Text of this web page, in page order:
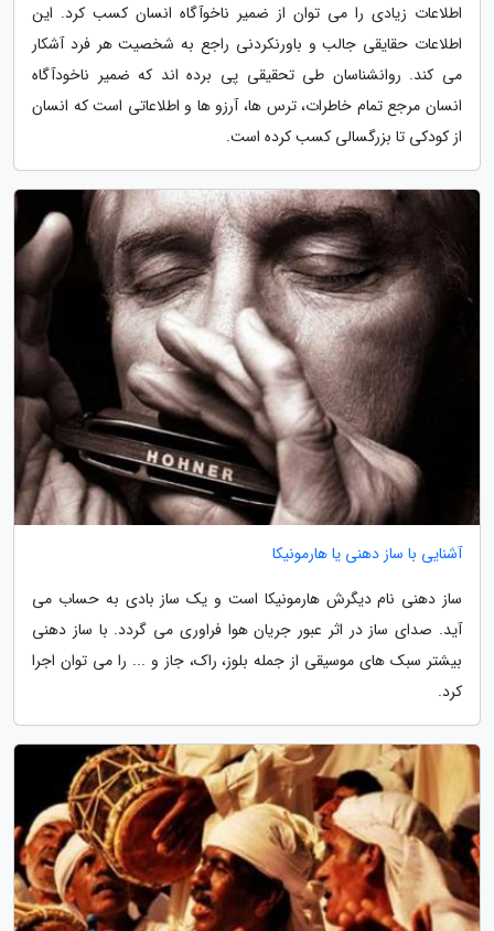
اطلاعات زیادی را می توان از ضمیر ناخوآگاه انسان کسب کرد. این
اطلاعات حقایقی جالب و باورنکردنی راجع به شخصیت هر فرد آشکار
می کند. روانشناسان طی تحقیقی پی برده اند که ضمیر ناخودآگاه
انسان مرجع تمام خاطرات، ترس ها، آرزو ها و اطلاعاتی است که انسان
از کودکی تا بزرگسالی کسب کرده است.
آشنایی با ساز دهنی یا هارمونیکا
ساز دهنی نام دیگرش هارمونیکا است و یک ساز بادی به حساب می
آید. صدای ساز در اثر عبور جریان هوا فراوری می گردد. با ساز دهنی
بیشتر سبک های موسیقی از جمله بلوز، راک، جاز و ... را می توان اجرا
کرد.